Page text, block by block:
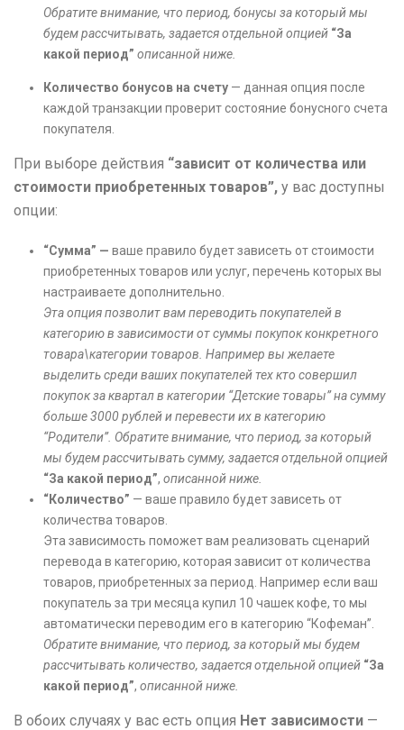
Обратите внимание, что период, бонусы за который мы
будем рассчитывать, задается отдельной опцией “За
какой период” описанной ниже.
Количество бонусов на счету— данная опция после
каждой транзакции проверит состояние бонусного счета
покупателя.
При выборе действия “зависит от количества или
стоимости приобретенных товаров”, у вас доступны
опции:
“Сумма” — ваше правило будет зависеть от стоимости
приобретенных товаров или услуг, перечень которых вы
настраиваете дополнительно.
Эта опция позволит вам переводить покупателей в
категорию в зависимости от суммы покупок конкретного
товара\категории товаров. Например вы желаете
выделить среди ваших покупателей тех кто совершил
покупок за квартал в категории “Детские товары” на сумму
больше 3000 рублей и перевести их в категорию
“Родители”. Обратите внимание, что период, за который
мы будем рассчитывать сумму, задается отдельной опцией
“За какой период”, описанной ниже.
“Количество” — ваше правило будет зависеть от
количества товаров.
Эта зависимость поможет вам реализовать сценарий
перевода в категорию, которая зависит от количества
товаров, приобретенных за период. Например если ваш
покупатель за три месяца купил 10 чашек кофе, то мы
автоматически переводим его в категорию “Кофеман”.
Обратите внимание, что период, за который мы будем
рассчитывать количество, задается отдельной опцией “За
какой период”, описанной ниже.
В обоих случаях у вас есть опция Нет зависимости —